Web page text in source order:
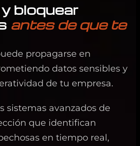
bloquear
antes de que te
propagarse en
datos sensibles y
de tu empresa.
sistemas avanzados de
que identifican
en tiempo real,